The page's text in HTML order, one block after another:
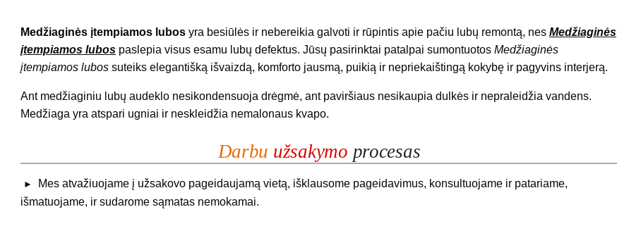
Medžiaginės įtempiamos lubos yra besiūlės ir nebereikia galvoti ir rūpintis apie pačiu lubų remontą, nes Medžiaginės
įtempiamos lubos paslepia visus esamu lubų defektus. Jūsų pasirinktai patalpai sumontuotos Medžiaginės
įtempiamos lubos suteiks elegantišką išvaizdą, komforto jausmą, puikią ir nepriekaištingą kokybę ir pagyvins interjerą.
Ant medžiaginiu lubų audeklo nesikondensuoja drėgmė, ant paviršiaus nesikaupia dulkės ir nepraleidžia vandens.
Medžiaga yra atspari ugniai ir neskleidžia nemalonaus kvapo.
Darbu užsakymo procesas
►
Mes atvažiuojame į užsakovo pageidaujamą vietą, išklausome pageidavimus, konsultuojame ir patariame,
išmatuojame, ir sudarome sąmatas nemokamai.